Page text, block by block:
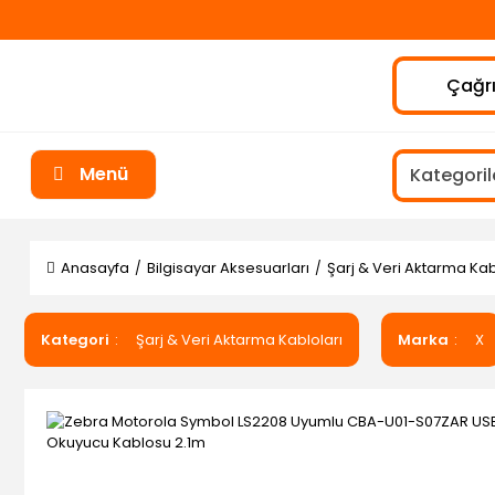
Menü
Anasayfa Bilgisayar Aksesuarları Şarj & Veri Aktarma
Kategori Şarj & Veri Aktarma Kabloları Marka X